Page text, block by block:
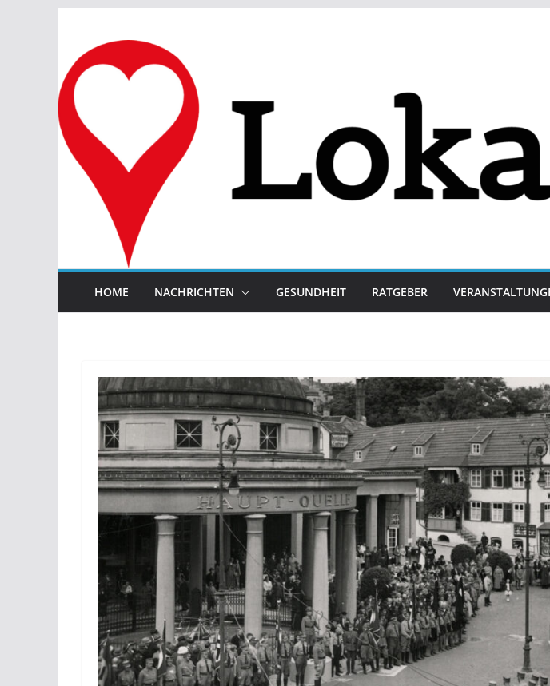
springen
HOME NACHRICHTEN GESUNDHEIT RATGEBER